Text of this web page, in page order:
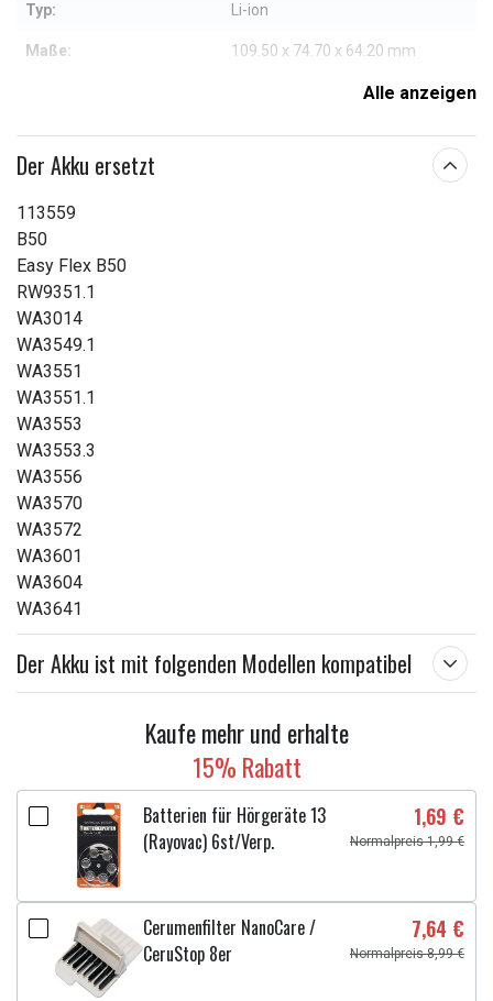
Typ: Li-ion
Maße: 109.50 x 74.70 x 64.20 mm
Alle anzeigen
Der Akku ersetzt
113559
B50
Easy Flex B50
RW9351.1
WA3014
WA3549.1
WA3551
WA3551.1
WA3553
WA3553.3
WA3556
WA3570
WA3572
WA3601
WA3604
WA3641
Der Akku ist mit folgenden Modellen kompatibel
Kaufe mehr und erhalte
15% Rabatt
Batterien für Hörgeräte 13
(Rayovac) 6st/Verp.
1,69 €
Normalpreis 1,99 €
Cerumenfilter NanoCare /
CeruStop 8er
7,64 €
Normalpreis 8,99 €